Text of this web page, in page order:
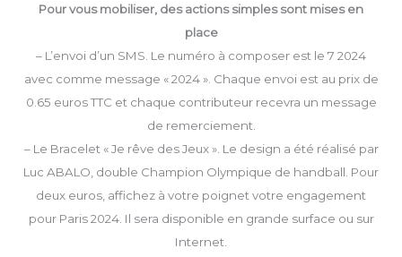
Pour vous mobiliser, des actions simples sont mises en
place
– L’envoi d’un SMS. Le numéro à composer est le 7 2024
avec comme message « 2024 ». Chaque envoi est au prix de
0.65 euros TTC et chaque contributeur recevra un message
de remerciement.
– Le Bracelet « Je rêve des Jeux ». Le design a été réalisé par
Luc ABALO, double Champion Olympique de handball. Pour
deux euros, affichez à votre poignet votre engagement
pour Paris 2024. Il sera disponible en grande surface ou sur
Internet.